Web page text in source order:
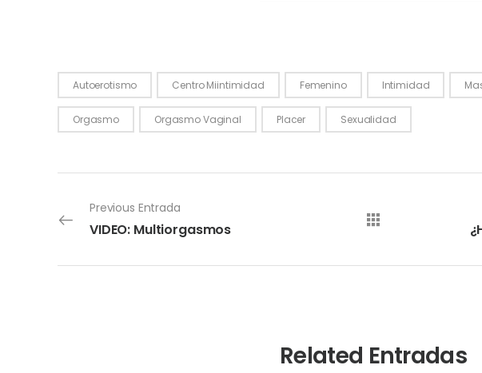
Autoerotismo Centro Miintimidad Femenino Intimidad
Orgasmo Orgasmo Vaginal Placer Sexualidad
Previous Entrada
VIDEO: Multiorgasmos
Related Entradas